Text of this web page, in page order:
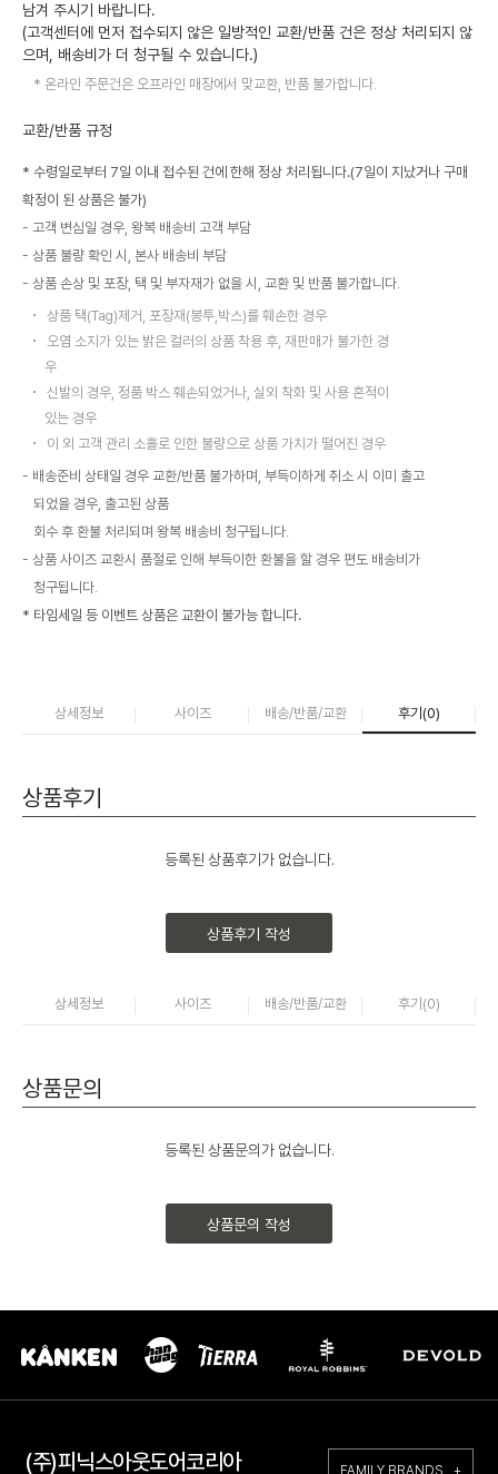
남겨 주시기 바랍니다.
(고객센터에 먼저 접수되지 않은 일방적인 교환/반품 건은 정상 처리되지 않
으며, 배송비가 더 청구될 수 있습니다.)
온라인 주문건은 오프라인 매장에서 맞교환, 반품 불가합니다.
교환/반품 규정
* 수령일로부터 7일 이내 접수된 건에 한해 정상 처리됩니다.(7일이 지났거나 구매
확정이 된 상품은 불가)
고객 변심일 경우, 왕복 배송비 고객 부담
상품 불량 확인 시, 본사 배송비 부담
상품 손상 및 포장, 택 및 부자재가 없을 시, 교환 및 반품 불가합니다.
상품 택(Tag)제거, 포장재(봉투,박스)를 훼손한 경우
오염 소지가 있는 밝은 컬러의 상품 착용 후, 재판매가 불가한 경
우
신발의 경우, 정품 박스 훼손되었거나, 실외 착화 및 사용 흔적이
있는 경우
이 외 고객 관리 소홀로 인한 불량으로 상품 가치가 떨어진 경우
배송준비 상태일 경우 교환/반품 불가하며, 부득이하게 취소 시 이미 출고
되었을 경우, 출고된 상품
회수 후 환불 처리되며 왕복 배송비 청구됩니다.
상품 사이즈 교환시 품절로 인해 부득이한 환불을 할 경우 편도 배송비가
청구됩니다.
* 타임세일 등 이벤트 상품은 교환이 불가능 합니다.
상세정보 사이즈 배송/반품/교환 후기(0)
상품후기
등록된 상품후기가 없습니다.
상품후기 작성
상세정보 사이즈 배송/반품/교환 후기(0)
상품문의
등록된 상품문의가 없습니다.
상품문의 작성
(주)피닉스아웃도어코리아